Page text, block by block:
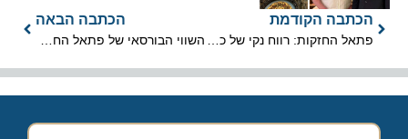
הכתבה הקודמת הכתבה הבאה